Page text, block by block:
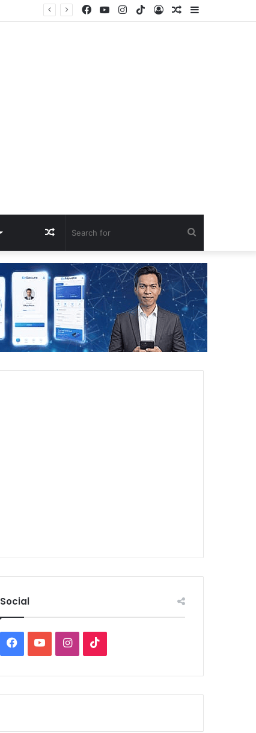
Sidebar
Random
Log
TikTok
Instagram
YouTube
Facebook
for
Random
Article
Social
Facebook
YouTubeInstagram